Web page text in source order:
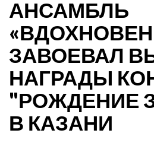
АНСАМБЛЬ
ЗАВОЕВАЛ
НАГРАДЫ
"РОЖДЕНИЕ
В КАЗАНИ